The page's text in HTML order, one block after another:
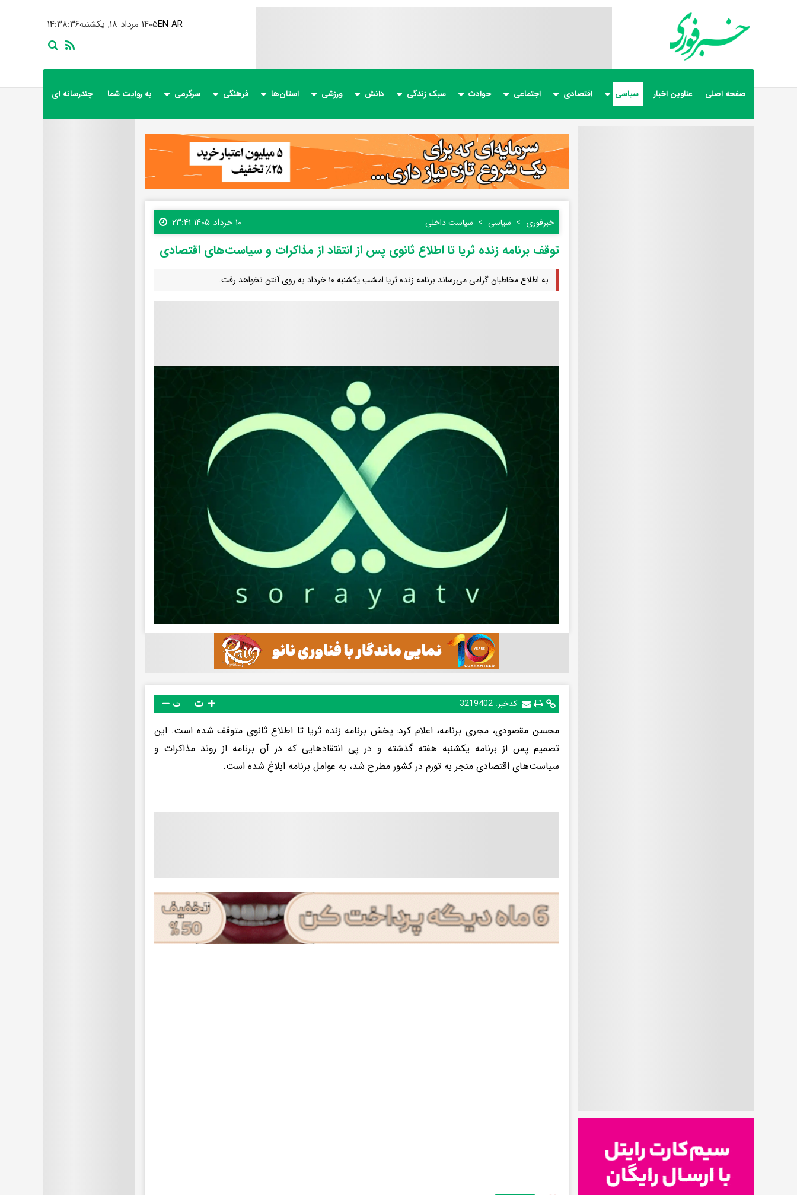
۱۴:۳۸:۳۷ ۱۴۰۵ مرداد ۱۸, یکشنبهEN AR
صفحه اصلی عناوین اخبار سیاسی اقتصادی اجتماعی حوادث سبک زندگی دانش ورزشی استان‌ها فرهنگی سرگرمی به روایت شما چندرسانه ای
خبرفوری سیاسی سیاست داخلی ۱۰ خرداد ۱۴۰۵ ۲۳:۴۱
توقف برنامه زنده ثریا تا اطلاع ثانوی پس از انتقاد از مذاکرات و سیاست‌های اقتصادی
به اطلاع مخاطبان گرامی می‌رساند برنامه زنده ثریا امشب یکشنبه ۱۰ خرداد به روی آنتن نخواهد رفت.
کدخبر:3219402 ت
محسن مقصودی، مجری برنامه، اعلام کرد: پخش برنامه زنده ثریا تا اطلاع ثانوی متوقف شده است. این
تصمیم پس از برنامه یکشنبه هفته گذشته و در پی انتقادهایی که در آن برنامه از روند مذاکرات و
سیاست‌های اقتصادی منجر به تورم در کشور مطرح شد، به عوامل برنامه ابلاغ شده است.